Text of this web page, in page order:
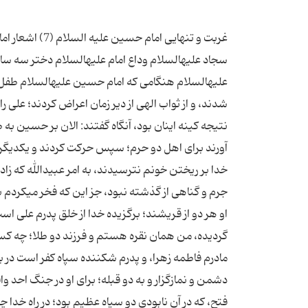
غربت و تنهایی امام حسین علیه السلام (7) اشعار امام حسین علیه‏السلام استغاثه امام علیه‏السلام سفارش امام حسین به امام سجاد علیه‏السلام وداع امام علیه‏السلام دختر سه ساله مبارزه امام علیه‏السلام آخرین خطبه آخرین وداع اشعار امام حسین علیه‏السلام هنگامى كه امام حسین علیه‏السلام طفل شیرخوار را دفن كرد، بپاخاست و این اشعار را قرائت كرد: «اینان به خدا كافر شدند، و از ثواب الهى از دیر زمان اعراض كردند؛ على را در گذشته كشتند، و فرزندش حسن، زاده بهترین خلق را شهید كردند؛ و این نتیجه كینه اینان بود، آنگاه گفتند: الان بر حسین به طور جمعى یورش بریم، اى واى بر گروهى كه پست هستند، جمعیت را گرد آورند براى اهل دو حرم؛ سپس حركت كردند و یكدیگر را سفارش نمودند بر كشتن من براى خشنودى دو ملحد (عبیدالله و یزید)؛ از خدا بر ریختن خونم نترسیدند، به امر عبیدالله كه زاده دو كافر است؛ ابن سعد با لشكرش همانند قطرات باران بر من تیر زدند؛ مرا جرم و گناهى از گذشته نبود، جز این كه فخر مى‏كردم به نور فرقدین (دو ستاره): على بهترین خلق بعد از پیامبر، و پیغمبر كه والدین او هر دو از قریشند؛ برگزیده خدا از خلق پدرم على است، سپس مادرم، پس من فرزند دو